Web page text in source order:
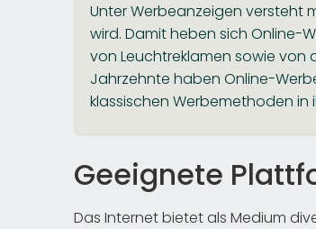
Unter Werbeanzeigen versteht
wird. Damit heben sich Online-
von Leuchtreklamen sowie von
Jahrzehnte haben Online-
klassischen Werbemethoden
Geeignete
Das Internet bietet als Medium